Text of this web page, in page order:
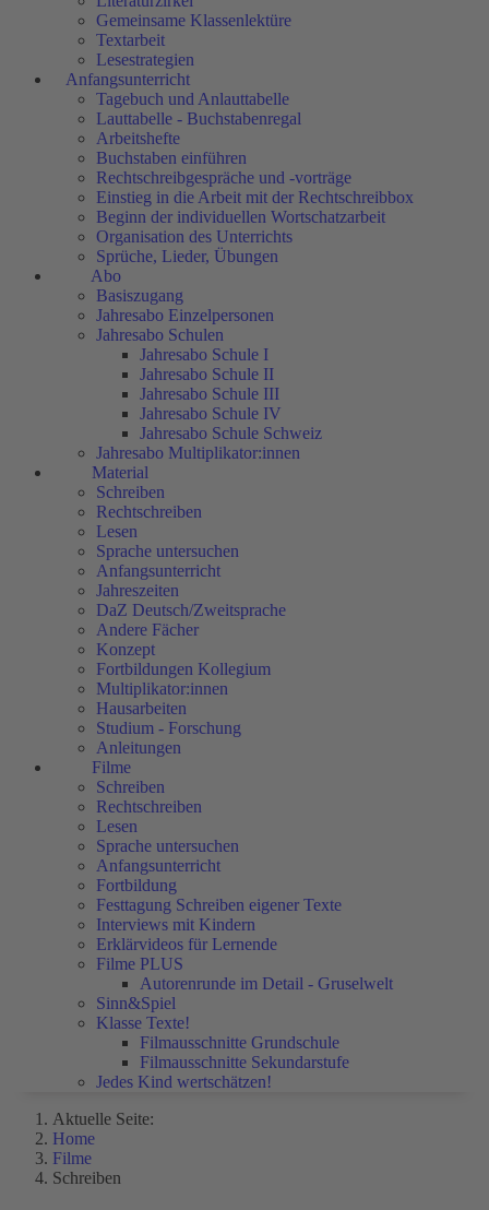
Gemeinsame Klassenlektüre
Textarbeit
Lesestrategien
Anfangsunterricht
Tagebuch und Anlauttabelle
Lauttabelle - Buchstabenregal
Arbeitshefte
Buchstaben einführen
Rechtschreibgespräche und -vorträge
Einstieg in die Arbeit mit der Rechtschreibbox
Beginn der individuellen Wortschatzarbeit
Organisation des Unterrichts
Sprüche, Lieder, Übungen
Abo
Basiszugang
Jahresabo Einzelpersonen
Jahresabo Schulen
Jahresabo Schule I
Jahresabo Schule II
Jahresabo Schule III
Jahresabo Schule IV
Jahresabo Schule Schweiz
Jahresabo Multiplikator:innen
Material
Schreiben
Rechtschreiben
Lesen
Sprache untersuchen
Anfangsunterricht
Jahreszeiten
DaZ Deutsch/Zweitsprache
Andere Fächer
Konzept
Fortbildungen Kollegium
Multiplikator:innen
Hausarbeiten
Studium - Forschung
Anleitungen
Filme
Schreiben
Rechtschreiben
Lesen
Sprache untersuchen
Anfangsunterricht
Fortbildung
Festtagung Schreiben eigener Texte
Interviews mit Kindern
Erklärvideos für Lernende
Filme PLUS
Autorenrunde im Detail - Gruselwelt
Sinn&Spiel
Klasse Texte!
Filmausschnitte Grundschule
Filmausschnitte Sekundarstufe
Jedes Kind wertschätzen!
Aktuelle Seite:
Home
Filme
Schreiben